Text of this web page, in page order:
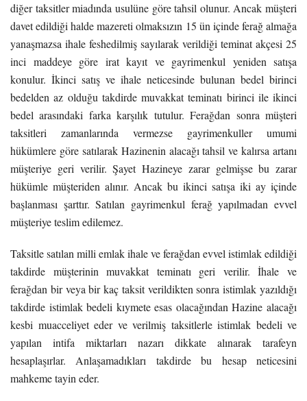
diğer taksitler miadında usulüne göre tahsil olunur. Ancak müşteri
davet edildiği halde mazereti olmaksızın 15 ün içinde ferağ almağa
yanaşmazsa ihale feshedilmiş sayılarak verildiği teminat akçesi 25
inci maddeye göre irat kayıt ve gayrimenkul yeniden satışa
konulur. İkinci satış ve ihale neticesinde bulunan bedel birinci
bedelden az olduğu takdirde muvakkat teminatı birinci ile ikinci
bedel arasındaki farka karşılık tutulur. Ferağdan sonra müşteri
taksitleri zamanlarında vermezse gayrimenkuller umumi
hükümlere göre satılarak Hazinenin alacağı tahsil ve kalırsa artanı
müşteriye geri verilir. Şayet Hazineye zarar gelmişse bu zarar
hükümle müşteriden alınır. Ancak bu ikinci satışa iki ay içinde
başlanması şarttır. Satılan gayrimenkul ferağ yapılmadan evvel
müşteriye teslim edilemez.
Taksitle satılan milli emlak ihale ve ferağdan evvel istimlak edildiği
takdirde müşterinin muvakkat teminatı geri verilir. İhale ve
ferağdan bir veya bir kaç taksit verildikten sonra istimlak yazıldığı
takdirde istimlak bedeli kıymete esas olacağından Hazine alacağı
kesbi muacceliyet eder ve verilmiş taksitlerle istimlak bedeli ve
yapılan intifa miktarları nazarı dikkate alınarak tarafeyn
hesaplaşırlar. Anlaşamadıkları takdirde bu hesap neticesini
mahkeme tayin eder.